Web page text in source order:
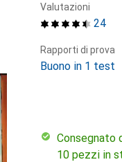
24
Valutazioni
Rapporti di prova
Buono in 1 test
Consegnato
10 pezzi in